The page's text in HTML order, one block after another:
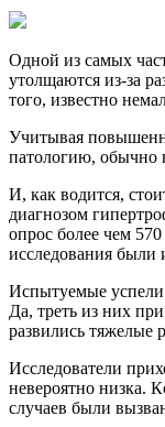
Одной из самых
утолщаются из-за
того, известно
Учитывая
патологию, обычно
И, как водится,
диагнозом
опрос более чем
исследования были
Испытуемые успели
Да, треть из них
развились тяжелые
Исследователи
невероятно низка.
случаев были